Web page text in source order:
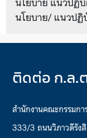
นโยบาย/ แนวปฏิ
ติดต่อ ก.ล.
สำนักงานคณะกรรมก
333/3 ถนนวิภาวดีรัง